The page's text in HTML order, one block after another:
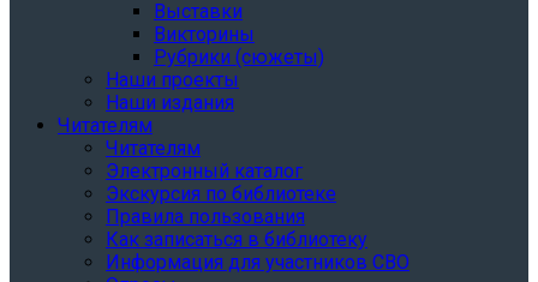
Выставки
Викторины
Рубрики (сюжеты)
Наши проекты
Наши издания
Читателям
Читателям
Электронный каталог
Экскурсия по библиотеке
Правила пользования
Как записаться в библиотеку
Информация для участников СВО